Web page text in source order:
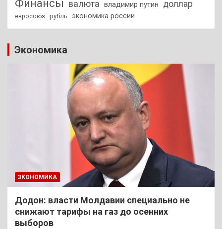
Финансы валюта владимир путин доллар
евросоюз рубль экономика россии
Экономика
ЭКОНОМИКА
Додон: власти Молдавии специально не
снижают тарифы на газ до осенних
выборов